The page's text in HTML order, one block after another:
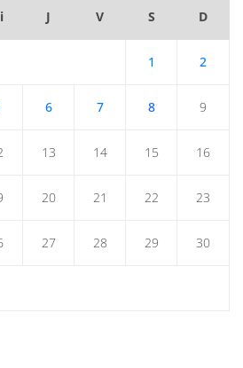
J V S D
1 2
6 7 8 9
13 14 15 16
20 21 22 23
27 28 29 30